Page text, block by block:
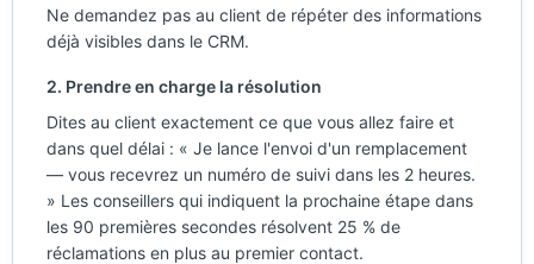
Ne demandez pas au client de répéter des informations
déjà visibles dans le CRM.
2. Prendre en charge la résolution
Dites au client exactement ce que vous allez faire et
dans quel délai : « Je lance l'envoi d'un remplacement
— vous recevrez un numéro de suivi dans les 2 heures.
» Les conseillers qui indiquent la prochaine étape dans
les 90 premières secondes résolvent 25 % de
réclamations en plus au premier contact.